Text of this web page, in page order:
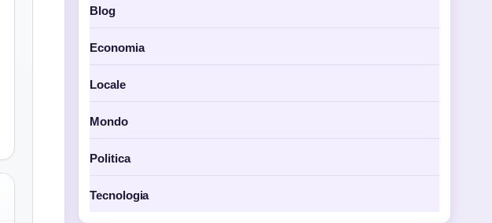
Blog
Economia
Locale
Mondo
Politica
Tecnologia